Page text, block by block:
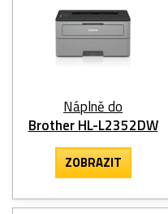
Náplně do
Brother HL-L2352DW
ZOBRAZIT